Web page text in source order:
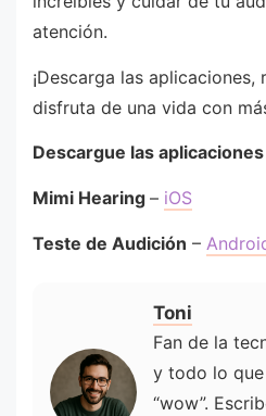
atención.
¡Descarga las
disfruta de una vida con
Descargue las
Mimi Hearing – iOS
Teste de Audición –
Toni
Fan de la
y todo lo
“wow”.